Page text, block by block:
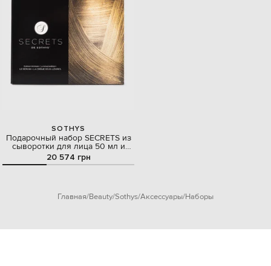
SOTHYS
Подарочный набор SECRETS из
сыворотки для лица 50 мл и
крема по уходу за глазами 15 мл
20 574 грн
Главная Beauty Sothys Аксессуары Наборы